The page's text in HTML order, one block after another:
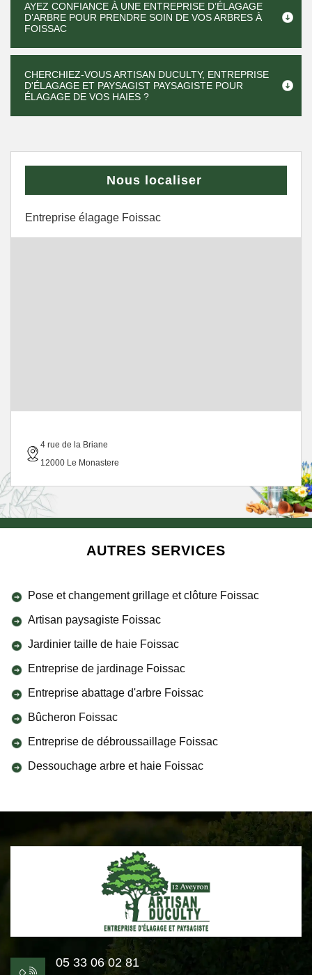
AYEZ CONFIANCE À UNE ENTREPRISE D’ÉLAGAGE
D’ARBRE POUR PRENDRE SOIN DE VOS ARBRES À
FOISSAC
CHERCHIEZ-VOUS ARTISAN DUCULTY, ENTREPRISE
D'ÉLAGAGE ET PAYSAGIST PAYSAGISTE POUR
ÉLAGAGE DE VOS HAIES ?
Nous localiser
Entreprise élagage Foissac
4 rue de la Briane
12000 Le Monastere
AUTRES SERVICES
Pose et changement grillage et clôture Foissac
Artisan paysagiste Foissac
Jardinier taille de haie Foissac
Entreprise de jardinage Foissac
Entreprise abattage d'arbre Foissac
Bûcheron Foissac
Entreprise de débroussaillage Foissac
Dessouchage arbre et haie Foissac
05 33 06 02 81